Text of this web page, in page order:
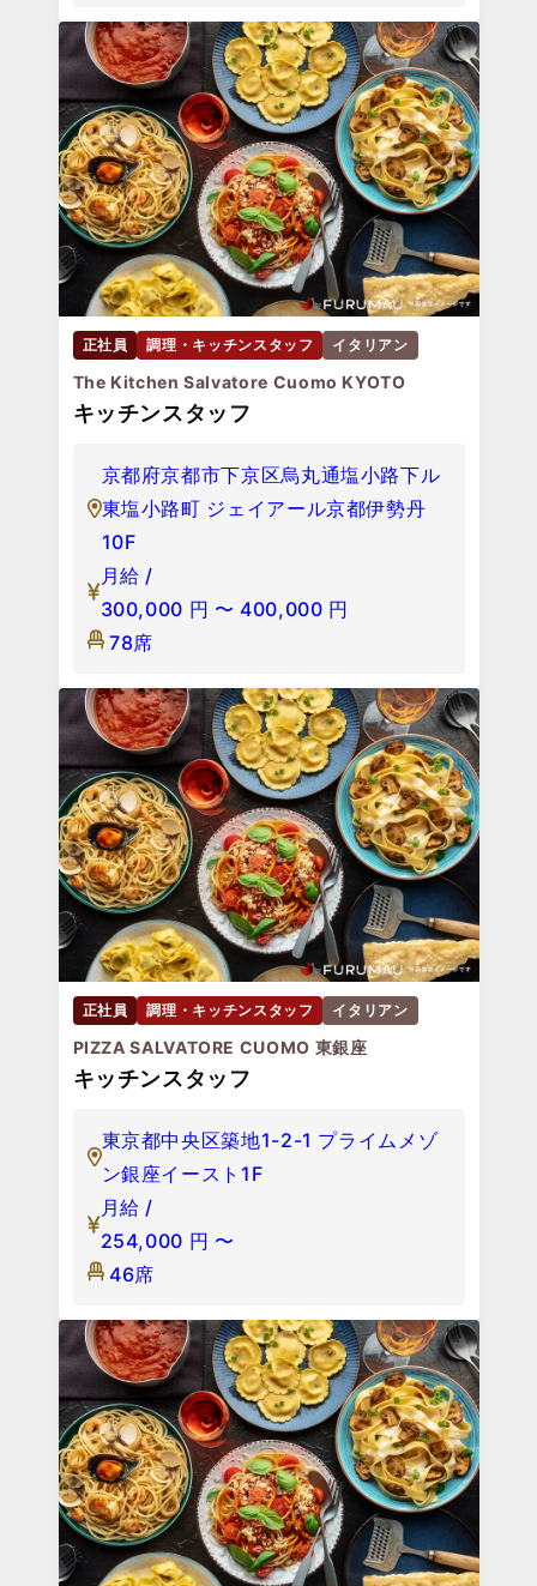
正社員 調理・キッチンスタッフ イタリアン
The Kitchen Salvatore Cuomo KYOTO
キッチンスタッフ
京都府京都市下京区烏丸通塩小路下ル
東塩小路町 ジェイアール京都伊勢丹
10F
月給 /
300,000 円 〜 400,000 円
78席
正社員 調理・キッチンスタッフ イタリアン
PIZZA SALVATORE CUOMO 東銀座
キッチンスタッフ
東京都中央区築地1-2-1 プライムメゾ
ン銀座イースト1F
月給 /
254,000 円 〜
46席